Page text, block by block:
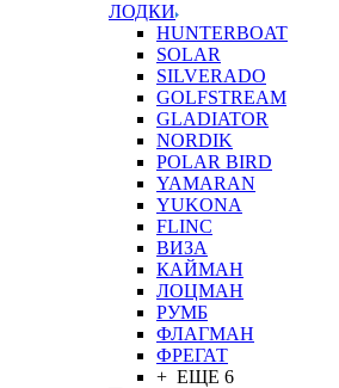
ЛОДКИ
HUNTERBOAT
SOLAR
SILVERADO
GOLFSTREAM
GLADIATOR
NORDIK
POLAR BIRD
YAMARAN
YUKONA
FLINC
ВИЗА
КАЙМАН
ЛОЦМАН
РУМБ
ФЛАГМАН
ФРЕГАТ
+ ЕЩЕ 6